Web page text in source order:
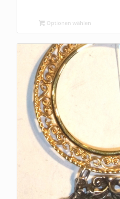
Optionen wählen